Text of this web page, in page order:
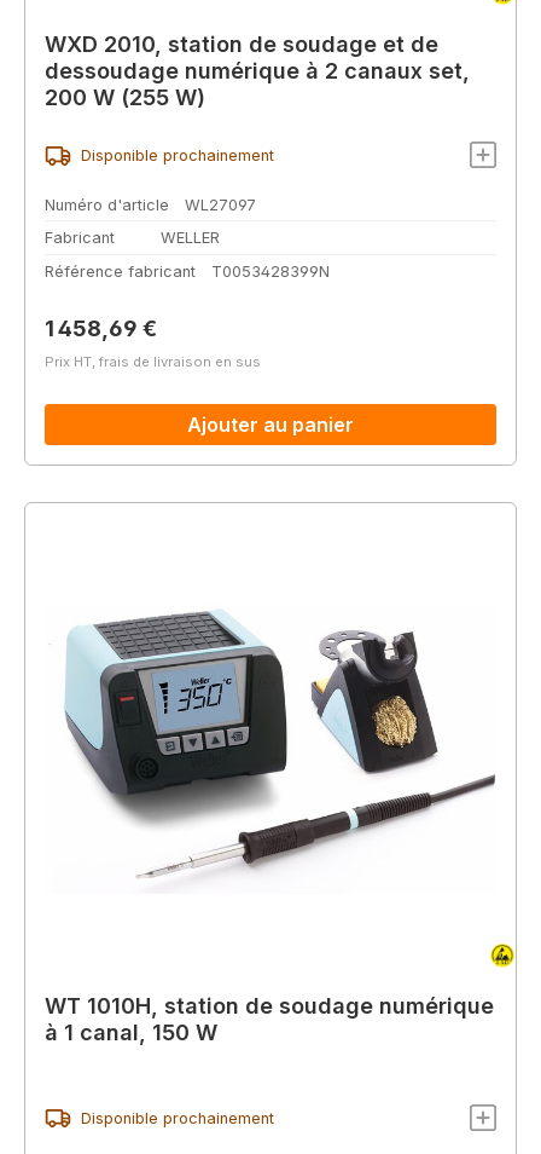
WXD 2010, station de soudage et de
dessoudage numérique à 2 canaux set,
200 W (255 W)
Disponible prochainement
Numéro d'article
WL27097
Fabricant
WELLER
Référence fabricant
T0053428399N
Prix régulier :
1 458,69 €
Prix HT, frais de livraison en sus
Ajouter au panier
WT 1010H, station de soudage numérique
à 1 canal, 150 W
Disponible prochainement